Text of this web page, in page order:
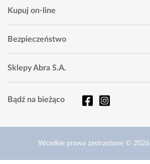
Kupuj on-line
Bezpieczeństwo
Sklepy Abra S.A.
Bądź na bieżąco
Wszelkie prawa zastrzeżone © 2026